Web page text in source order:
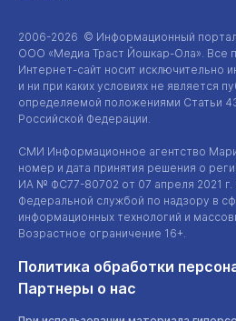
2006-2026 © Информационный портал
ООО «Медиа Траст Йошкар-Ола». Все
Интернет-сайт носит исключительно
и ни при каких условиях не является
определяемой положениями Статьи
Российской Федерации.
СМИ Информационное агентство
номер и дата принятия решения о
ИА № ФС77-80702 от 07 апреля 2021
Федеральной службой по надзору в
информационных технологий и
Возрастное ограничение 16+.
Политика обработки
Партнеры о нас